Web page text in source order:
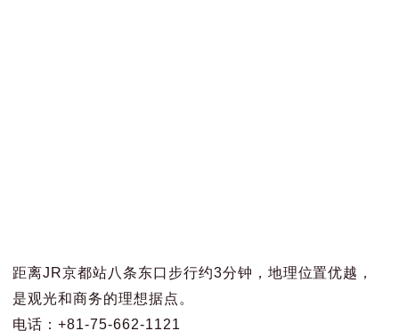
距离JR京都站八条东口步行约3分钟，地理位置优越，
是观光和商务的理想据点。
电话：+81-75-662-1121